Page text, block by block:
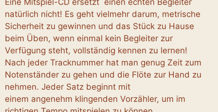
Eine Mitspiel-CD ersetzt einen echten Begleiter
natürlich nicht! Es geht vielmehr darum, metrische
Sicherheit zu gewinnen und das Stück zu Hause
beim Üben, wenn einmal kein Begleiter zur
Verfügung steht, vollständig kennen zu lernen!
Nach jeder Tracknummer hat man genug Zeit zum
Notenständer zu gehen und die Flöte zur Hand zu
nehmen. Jeder Satz beginnt mit
einem angenehm klingenden Vorzähler, um im